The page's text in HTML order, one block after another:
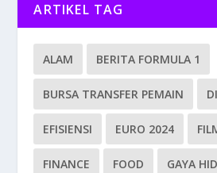
ARTIKEL TAG
ALAM BERITA FORMULA 1
BURSA TRANSFER PEMAIN
EFISIENSI EURO 2024
FINANCE FOOD GAYA